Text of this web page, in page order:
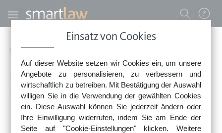
Einsatz von Cookies
Auf dieser Website setzen wir Cookies ein, um unsere
Angebote zu personalisieren, zu verbessern und
wirtschaftlich zu betreiben. Mit Bestätigung der Auswahl
willigen Sie in die Verwendung der gewählten Cookies
ein. Diese Auswahl können Sie jederzeit ändern oder
Ihre Einwilligung widerrufen, indem Sie am Ende der
Seite auf "Cookie-Einstellungen" klicken. Weitere
Direkt zum Inhalt
0800 - 268 4 268 (kostenfrei)
Sie erreichen unser Service-Team:
Montag bis Freitag: 8-18 Uhr
Keine Rechtsberatung.
Benutzermenü
Startseite
Vermieten von Wohnraum & Garage
Mietrückstände: unwirksame Kündigung nach nachträglicher Zahlung?